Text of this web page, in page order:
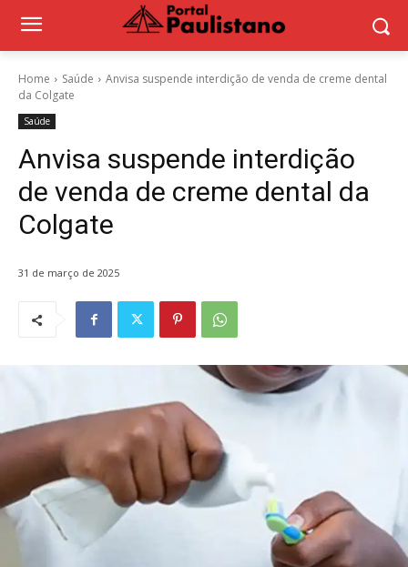
Home Saúde
Anvisa suspende interdição de venda de creme dental
da Colgate
Saúde
Anvisa suspende interdição
de venda de creme dental da
Colgate
31 de março de 2025